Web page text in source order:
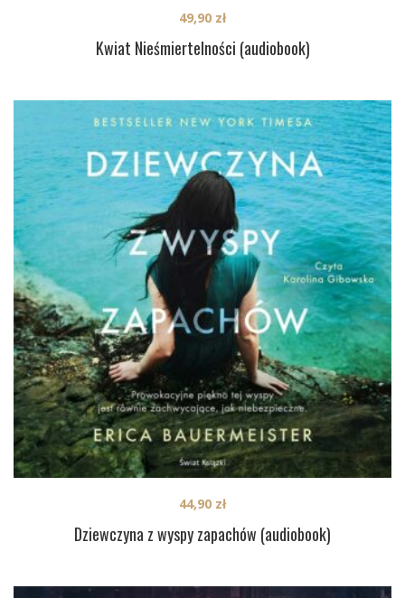
Kwiat Nieśmiertelności (audiobook)
49,90 zł
Dziewczyna z wyspy zapachów (audiobook)
44,90 zł